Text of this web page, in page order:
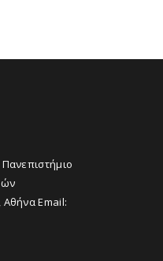
Αθήνα Email: